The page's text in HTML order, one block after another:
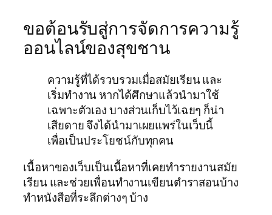
ขอต้อนรับสู่การจัดการความรู้
ออนไลน์ของสุขชาน
ความรู้ที่ได้รวบรวมเมื่อสมัยเรียน และ
เริ่มทำงาน หากได้ศึกษาแล้วนำมาใช้
เฉพาะตัวเอง บางส่วนเก็บไว้เฉยๆ ก็น่า
เสียดาย จึงได้นำมาเผยแพร่ในเว็บนี้
เพื่อเป็นประโยชน์กับทุกคน
เนื้อหาของเว็บเป็นเนื้อหาที่เคยทำรายงานสมัย
เรียน และช่วยเพื่อนทำงานเขียนตำราสอนบ้าง
ทำหนังสือที่ระลึกต่างๆ บ้าง